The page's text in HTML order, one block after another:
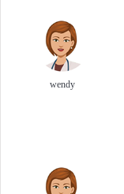
wendy